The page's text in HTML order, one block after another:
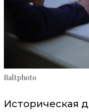
Baltphoto
Историческая